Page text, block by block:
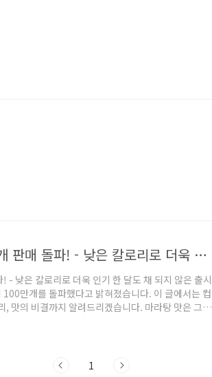
오뚜기 컵누들 마라탕 100만개 판매 돌파! - 낮은 칼로리로 더욱 인기
낮은 칼로리로 더욱 인기 한 달도 채 되지 않은 출시
만개를 돌파했다고 밝혀졌습니다. 이 글에서는 컵
, 맛의 비결까지 알려드리겠습니다. 마라탕 맛은 그대
기몰엔 다 있다. www.ottogimall.co.kr 이 제품은
수요를 충족시키기 위해 출시되었습니다. 150kcal의
1